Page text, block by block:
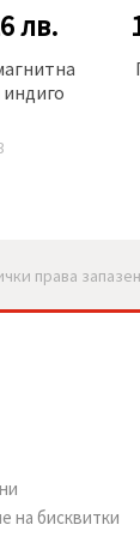
лв.
индиго
права
на бисквитки